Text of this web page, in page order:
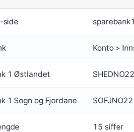
side
Konto >
1 Østlandet
1 Sogn og Fjordane SOFJNO22
15 siffer